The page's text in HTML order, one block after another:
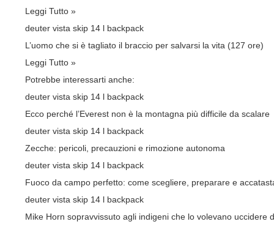
Leggi Tutto »
deuter vista skip 14 l backpack
L’uomo che si è tagliato il braccio per salvarsi la vita (127 ore)
Leggi Tutto »
Potrebbe interessarti anche:
deuter vista skip 14 l backpack
Ecco perché l’Everest non è la montagna più difficile da scalare
deuter vista skip 14 l backpack
Zecche: pericoli, precauzioni e rimozione autonoma
deuter vista skip 14 l backpack
Fuoco da campo perfetto: come scegliere, preparare e
deuter vista skip 14 l backpack
Mike Horn sopravvissuto agli indigeni che lo volevano uccidere